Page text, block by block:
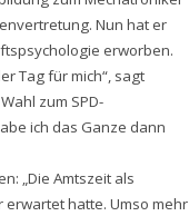
Nun hat er
erworben.
Tag für mich“, sagt
zum SPD-
ich das Ganze dann
„Die Amtszeit als
hatte. Umso mehr